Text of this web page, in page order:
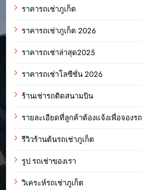
ราคารถเช่าภูเก็ต
ราคารถเช่าภูเก็ต 2026
ราคารถเช่าล่าสุด2025
ราคารถเช่าโลซีซั่น 2026
ร้านเช่ารถติดสนามบิน
รายละเอียดที่ลูกค้าต้องแจ้งเพื่อจองรถ
รีวิวร้านต้นรถเช่าภูเก็ต
รูป รถเช่าของเรา
วิเคระห์รถเช่าภูเก็ต